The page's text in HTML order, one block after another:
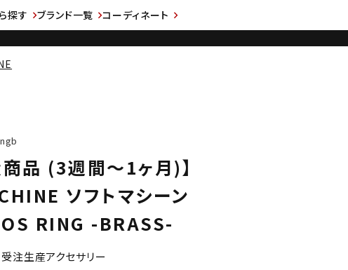
探す ブランド一覧
コーディネート
商品 (3週間～1ヶ月)】
ソフトマシーン
RING -BRASS-
注生産アクセサリー